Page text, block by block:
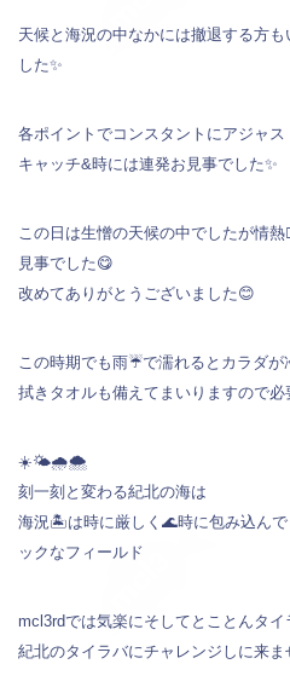
天候と海況の中なかには撤退する方
した✨
各ポイントでコンスタントにアジャス
キャッチ&時には連発お見事でした✨
この日は生憎の天候の中でしたが情
見事でした😋
改めてありがとうございました😊
この時期でも雨☔で濡れるとカラダが
拭きタオルも備えてまいりますので
☀️🌤️🌧️🌨️
刻一刻と変わる紀北の海は
海況🏝️は時に厳しく🌊時に包み込んで
ックなフィールド
mcl3rdでは気楽にそしてとことんタ
紀北のタイラバにチャレンジしに来